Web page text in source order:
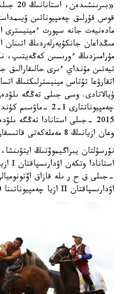
قوس قۇرلىق چەمپيوناتىن
مادەنيەت جانە سپورت ءمينيسترى
مىڭداعان جانكۇيەرلەردىڭ اتىنان
مۇرامىزدىڭ ءورىسىن كەڭەيتىپ،
تيەتىن مۇنداي ءىرى حالىقارالىق
اتقارۋعا تۇتاس مينيسترلىكتىڭ
ۇيالاتادى. وسى جىلى تەڭگە
چەمپيوناتتارى 1-2
وعان ازيانىڭ 8 مەملەكەتى قاتىسقان بولاتىن»، - دەيدى ول.
-جىلى ق ح ر ىلە قازاق
اۋدارىسپاقتان II ازيا چەمپيوناتىنا 10 مەملەكەت قاتىسقان.